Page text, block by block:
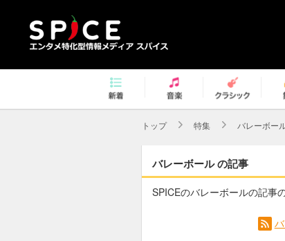
トップ 特集 バレーボー
バレーボール の記事
SPICEのバレーボールの記事